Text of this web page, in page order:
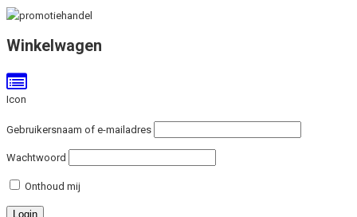
Winkelwagen
Icon
Gebruikersnaam of e-mailadres
Wachtwoord
Onthoud mij